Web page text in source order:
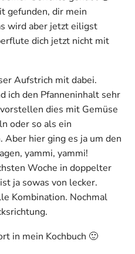
gefunden, dir mein
wird aber jetzt eiligst
dich jetzt nicht mit
Aufstrich mit dabei.
ich den Pfanneninhalt sehr
dies mit Gemüse
oder so als ein
Aber hier ging es ja um den
yammi, yammi!
Woche in doppelter
ja sowas von lecker.
Kombination. Nochmal
in mein Kochbuch 🙂